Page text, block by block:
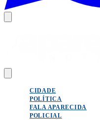
CIDADE
POLÍTICA
FALA APARECIDA
POLICIAL